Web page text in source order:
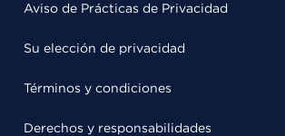
Aviso de Prácticas de Privacidad
Su elección de privacidad
Términos y condiciones
Derechos y responsabilidades